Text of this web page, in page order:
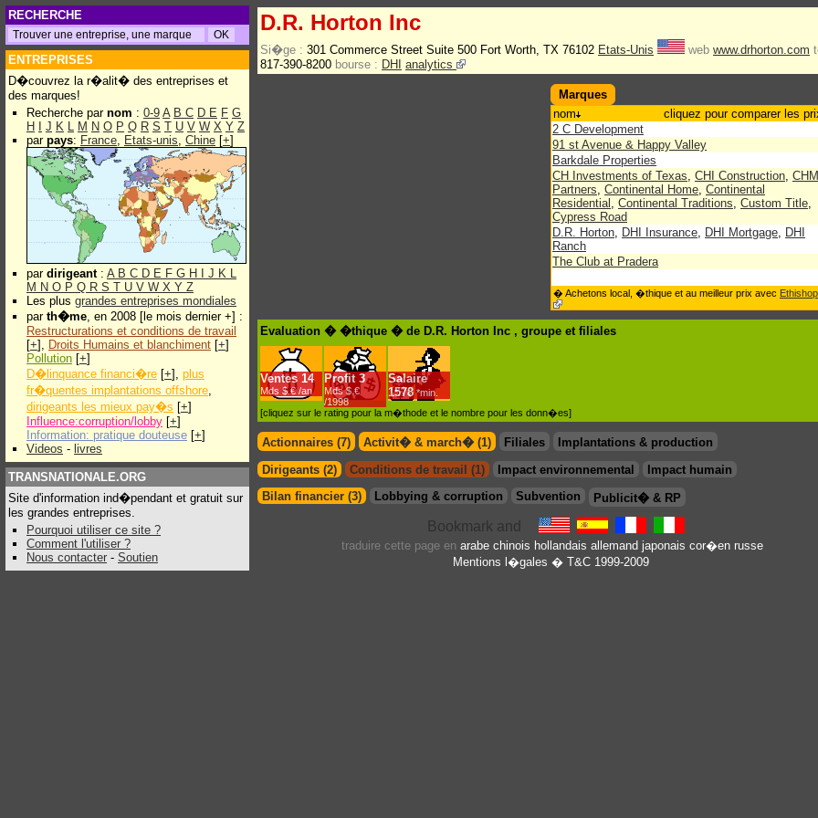
RECHERCHE
ENTREPRISES
D�couvrez la r�alit� des entreprises et
des marques!
Recherche par nom : 0-9 A B C D E F G
H
J K L M N O P Q R S T U V W X Y Z
par pays: France, Etats-unis, Chine [+]
par dirigeant: A B C D E F G H J K L
M N O P Q R S T U V W X Y Z
Les plus grandes entreprises mondiales
par th�me, en 2008 [le mois dernier +] :
Restructurations et conditions de travail
[+], Droits Humains et blanchiment [+]
Pollution [+]
D�linquance financi�re [+], plus
fr�quentes implantations offshore,
dirigeants les mieux pay�s [+]
Influence:corruption/lobby [+]
Information: pratique douteuse [+]
Videos - livres
TRANSNATIONALE.ORG
Site d'information ind�pendant et gratuit sur
les grandes entreprises.
Pourquoi utiliser ce site ?
Comment l'utiliser ?
Nous contacter - Soutien
D.R. Horton Inc
Si�ge : 301 Commerce Street Suite 500 Fort Worth, TX 76102 Etats-Unis web www.drhorton.com
817-390-8200 bourse : DHI analytics
Marques
nom
cliquez pour comparer les
2 C Development
91 st Avenue & Happy Valley
Barkdale Properties
CH Investments of Texas, CHI Construction, CHM
Partners, Continental Home, Continental
Residential , Continental Traditions, Custom Title,
Cypress Road
D.R. Horton, DHI Insurance, DHI Mortgage, DHI
Ranch
The Club at Pradera
� Achetons local, �thique et au meilleur prix avec Ethishop
Evaluation � �thique � de D.R. Horton Inc , groupe et filiales
Ventes 14
Mds $.€ /an
Profit 3
Mds $.€
/1998
Salaire
1578*min.
[cliquez sur le rating pour la m�thode et le nombre pour les donn�es]
Actionnaires (7) Activit� & march� (1) Filiales
Implantations & production
Dirigeants (2)
Conditions de travail (1) Impact environnemental
Impact humain
Bilan financier (3)
Lobbying & corruption Subvention Publicit� & RP
traduire cette page en arabe chinois hollandais allemand japonais cor�en russe
Mentions l�gales � T&C 1999-2009